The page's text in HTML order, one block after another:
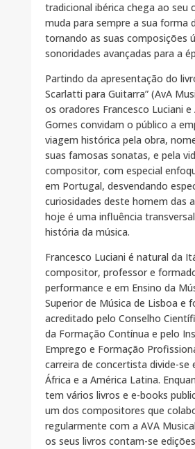
tradicional ibérica chega ao seu
muda para sempre a sua forma
tornando as suas composições
sonoridades avançadas para a
Partindo da apresentação do
Scarlatti para Guitarra” (AvA
os oradores Francesco Luciani e
Gomes convidam o público a
viagem histórica pela obra,
suas famosas sonatas, e pela
compositor, com especial
em Portugal, desvendando
curiosidades deste homem das
hoje é uma influência
história da música.
Francesco Luciani é natural da
compositor, professor e
performance e em Ensino da
Superior de Música de Lisboa e
acreditado pelo Conselho
da Formação Contínua e pelo
Emprego e Formação
carreira de concertista divide-se
África e a América Latina.
tem vários livros e e-books
um dos compositores que
regularmente com a AVA
os seus livros contam-se